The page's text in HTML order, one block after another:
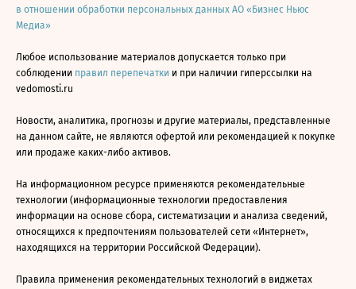
в отношении обработки персональных данных АО «Бизнес Ньюс
Медиа»
Любое использование материалов допускается только при
соблюдении правил перепечатки и при наличии гиперссылки на
vedomosti.ru
Новости, аналитика, прогнозы и другие материалы, представленные
на данном сайте, не являются офертой или рекомендацией к покупке
или продаже каких-либо активов.
На информационном ресурсе применяются рекомендательные
технологии (информационные технологии предоставления
информации на основе сбора, систематизации и анализа сведений,
относящихся к предпочтениям пользователей сети «Интернет»,
находящихся на территории Российской Федерации).
Правила применения рекомендательных технологий в виджетах